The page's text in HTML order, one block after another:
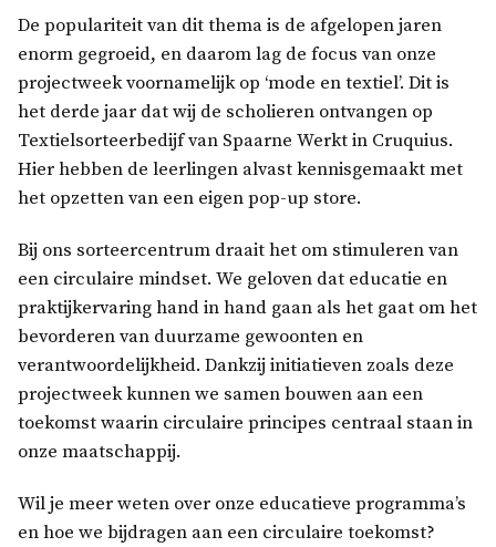
De populariteit van dit thema is de afgelopen jaren
enorm gegroeid, en daarom lag de focus van onze
projectweek voornamelijk op ‘mode en textiel’. Dit is
het derde jaar dat wij de scholieren ontvangen op
Textielsorteerbedijf van Spaarne Werkt in Cruquius.
Hier hebben de leerlingen alvast kennisgemaakt met
het opzetten van een eigen pop-up store.
Bij ons sorteercentrum draait het om stimuleren van
een circulaire mindset. We geloven dat educatie en
praktijkervaring hand in hand gaan als het gaat om het
bevorderen van duurzame gewoonten en
verantwoordelijkheid. Dankzij initiatieven zoals deze
projectweek kunnen we samen bouwen aan een
toekomst waarin circulaire principes centraal staan in
onze maatschappij.
Wil je meer weten over onze educatieve programma’s
en hoe we bijdragen aan een circulaire toekomst?